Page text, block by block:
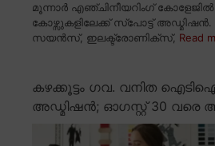
മൂന്നാർ എഞ്ചിനീയറിംഗ്
കോഴ്സുകളിലേക്ക് സ്പോട്ട് അഡ്മിഷൻ.
സയൻസ്, ഇലക്ട്രോണിക്സ്, Read
കഴക്കൂട്ടം ഗവ. വനിത
അഡ്മിഷൻ; ഓഗസ്റ്റ് 30 വരെ